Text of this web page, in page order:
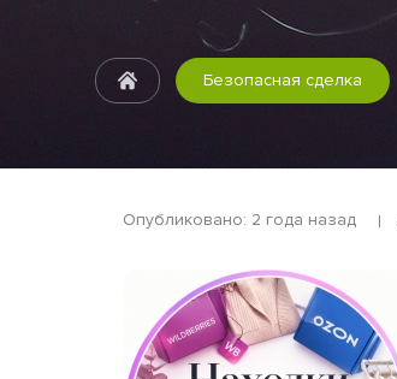
Безопасная сделка
Опубликовано: 2 года назад